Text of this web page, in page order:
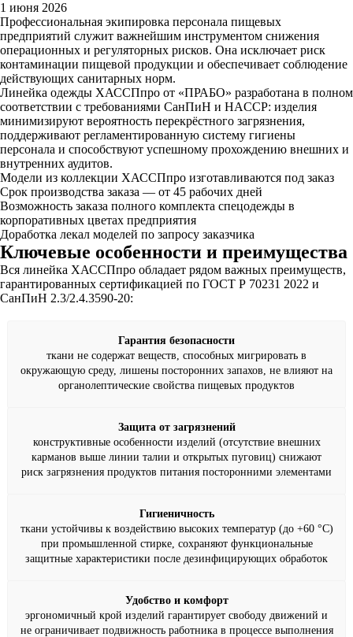
1 июня 2026
Профессиональная экипировка персонала пищевых
предприятий служит важнейшим инструментом снижения
операционных и регуляторных рисков. Она исключает риск
контаминации пищевой продукции и обеспечивает соблюдение
действующих санитарных норм.
Линейка одежды ХАССПпро от «ПРАБО» разработана в полном
соответствии с требованиями СанПиН и HACCP: изделия
минимизируют вероятность перекрёстного загрязнения,
поддерживают регламентированную систему гигиены
персонала и способствуют успешному прохождению внешних и
внутренних аудитов.
Модели из коллекции ХАССПпро изготавливаются под заказ
Срок производства заказа — от 45 рабочих дней
Возможность заказа полного комплекта спецодежды в
корпоративных цветах предприятия
Доработка лекал моделей по запросу заказчика
Ключевые особенности и преимущества
Вся линейка ХАССПпро обладает рядом важных преимуществ,
гарантированных сертификацией по ГОСТ Р 70231 2022 и
СанПиН 2.3/2.4.3590-20:
Гарантия безопасности
ткани не содержат веществ, способных мигрировать в
окружающую среду, лишены посторонних запахов, не влияют на
органолептические свойства пищевых продуктов
Защита от загрязнений
конструктивные особенности изделий (отсутствие внешних
карманов выше линии талии и открытых пуговиц) снижают
риск загрязнения продуктов питания посторонними элементами
Гигиеничность
ткани устойчивы к воздействию высоких температур (до +60 °C)
при промышленной стирке, сохраняют функциональные
защитные характеристики после дезинфицирующих обработок
Удобство и комфорт
эргономичный крой изделий гарантирует свободу движений и
не ограничивает подвижность работника в процессе выполнения